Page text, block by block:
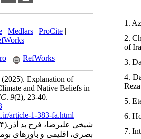
| Medlars | ProCite |
RefWorks
(2025). Explanation of
and Native Beliefs in
. 9(2), 23-40.
article-1-383-fa.html
شیخی علیرضا، فرح بد آذر.(۱۴۰۴).
بصری، اقلیمی و باورهای
1.
2.
of
3.
4.
5.
6.
7.